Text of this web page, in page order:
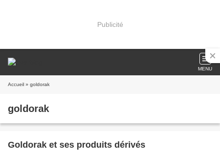
Publicité
MENU
Accueil » goldorak
goldorak
Goldorak et ses produits dérivés